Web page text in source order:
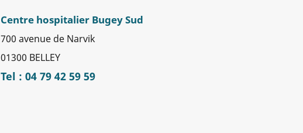
Centre hospitalier Bugey Sud
700 avenue de Narvik
01300 BELLEY
Tel : 04 79 42 59 59